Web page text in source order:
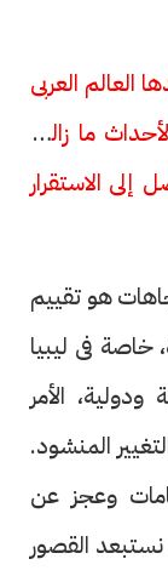
العربى
الأحداث ما زالت
الاستقرار
هو تقييم
خاصة فى ليبيا
الأمر
المنشود.
وعجز عن
القصور